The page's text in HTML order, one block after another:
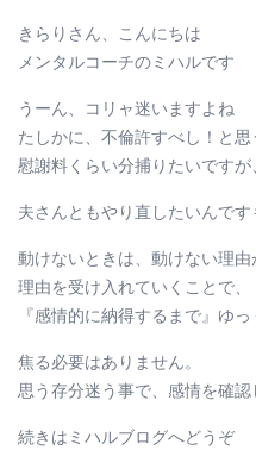
きらりさん、こんにちは
メンタルコーチのミハルです
うーん、コリャ迷いますよね
たしかに、不倫許すべし！と思
慰謝料くらい分捕りたいですが、
夫さんともやり直したいんです
動けないときは、動けない理由
理由を受け入れていくことで、
『感情的に納得するまで』ゆ
焦る必要はありません。
思う存分迷う事で、感情を確認
続きはミハルブログへどうぞ